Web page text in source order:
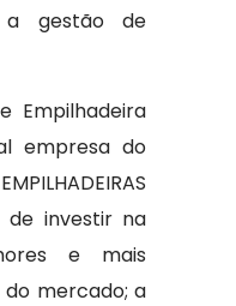
a gestão de
Empilhadeira
empresa do
investir na
e mais
mercado; a